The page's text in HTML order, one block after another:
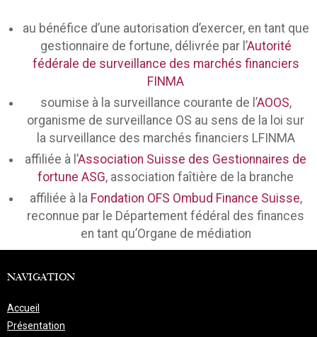
au bénéfice d’une autorisation d’exercer, en tant que
gestionnaire de fortune, délivrée par l’Autorité
fédérale de surveillance des marchés financiers
FINMA
soumise à la surveillance courante de l’AOOS,
organisme de surveillance OS au sens de la loi sur
la surveillance des marchés financiers LFINMA
affiliée à l’Association Suisse des Gestionnaires de
fortune ASG, association faîtière de la branche
affiliée à la Fondation OFS Ombud Finance Suisse,
reconnue par le Département fédéral des finances
en tant qu’Organe de médiation
NAVIGATION
Accueil
Présentation